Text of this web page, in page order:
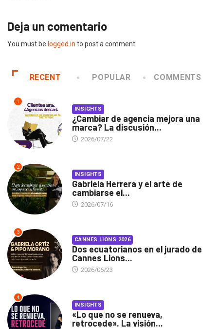
Deja un comentario
You must be logged in to post a comment.
RECENT POPULAR COMMENTS
1
INSIGHTS
¿Cambiar de agencia mejora una
marca? La discusión...
2026/07/22
2
INSIGHTS
Gabriela Herrera y el arte de
cambiarse el...
2026/07/16
3
CANNES LIONS 2026
Dos ecuatorianos en el jurado de
Cannes Lions...
2026/06/23
4
INSIGHTS
«Lo que no se renueva,
retrocede». La visión...